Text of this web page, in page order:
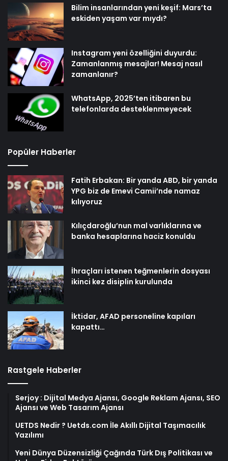
Bilim insanlarından yeni keşif: Mars’ta
eskiden yaşam var mıydı?
Instagram yeni özelliğini duyurdu:
Zamanlanmış mesajlar! Mesaj nasıl
zamanlanır?
WhatsApp, 2025’ten itibaren bu
telefonlarda desteklenmeyecek
Popüler Haberler
Fatih Erbakan: Bir yanda ABD, bir yanda
YPG biz de Emevi Camii’nde namaz
kılıyoruz
Kılıçdaroğlu’nun mal varlıklarına ve
banka hesaplarına haciz konuldu
İhraçları istenen teğmenlerin dosyası
ikinci kez disiplin kurulunda
İktidar, AFAD personeline kapıları
kapattı…
Rastgele Haberler
Serjoy : Dijital Medya Ajansı, Google Reklam Ajansı, SEO
Ajansı ve Web Tasarım Ajansı
UETDS Nedir ? Uetds.com İle Akıllı Dijital Taşımacılık
Yazılımı
Yeni Dünya Düzensizliği Çağında Türk Dış Politikası ve